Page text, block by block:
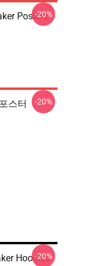
Posters
-20%
스터 -20%
Hoodies
-20%